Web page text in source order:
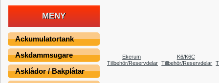
MENY
Ackumulatortank
Askdammsugare
Asklådor / Bakplåtar
Ekerum
Tillbehör/Reservdelar
K6/K6C
Tillbehör/Reservdelar